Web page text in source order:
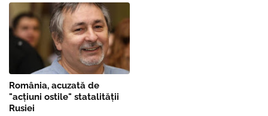
România, acuzată de
"acțiuni ostile" statalității
Rusiei